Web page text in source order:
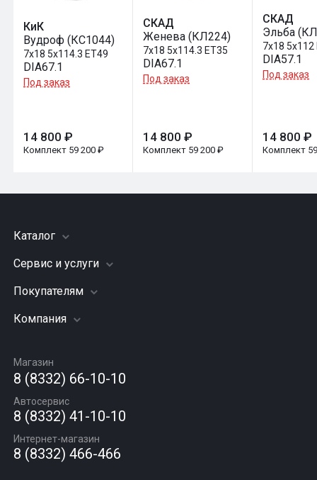
КиК
Вудроф (КС1044)
7x18 5x114.3 ET49
DIA67.1
Под заказ
14 800 ₽
Комплект 59 200 ₽
СКАД
Женева (КЛ224)
7x18 5x114.3 ET35
DIA67.1
Под заказ
14 800 ₽
Комплект 59 200 ₽
СКАД
Эльба
7x18 5x112
DIA57.1
Под заказ
14 800 ₽
Комплект
Каталог
Шины
Грузовые шины
Диски
Автомасла
Сервис и услуги
Заправка кондиционера
Подвеска (ходовая часть)
Шиномонтаж
Покупателям
Акции
Гарантии и возврат
Компания
Вакансии
Новости
Статьи
Контакты
Магазин
8 (8332) 66-10-10
Автосервис
8 (8332) 41-10-10
Интернет-магазин
8 (8332) 466-466